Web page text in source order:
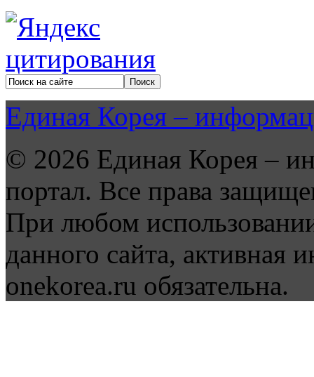
Единая Корея –
© 2026 Единая Корея –
портал. Все права
При любом
данного сайта, активная
onekorea.ru обязательна.